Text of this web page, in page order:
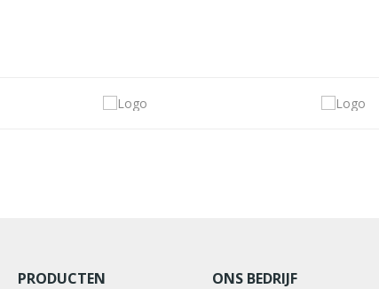
PRODUCTEN ONS BEDRIJF